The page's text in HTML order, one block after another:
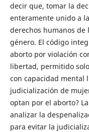
decir que, tomar la
enteramente unido a
derechos humanos de
género. El código
aborto por violación
libertad, permitido
con capacidad mental
judicialización de
optan por el aborto?
analizar la
para evitar la